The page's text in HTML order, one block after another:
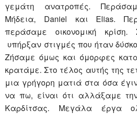
γεμάτη ανατροπές.
Μήδεια, Daniel και Elias.
περάσαμε οικονομική κρίση.
υπήρξαν στιγμές που ήταν
Ζήσαμε όμως και όμορφες
κρατάμε. Στο τέλος αυτής της
μια γρήγορη ματιά στα όσα
να πω, είναι ότι αλλάξαμε
Καρδίτσας. Μεγάλα έργα